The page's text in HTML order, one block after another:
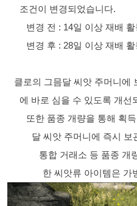
조건이 변경되었습니다.
변경 전 : 14일 이상 재배
변경 후 : 28일 이상 재배
클로의 그믐달 씨앗 주머니에
에 바로 심을 수 있도록 개선
또한 품종 개량을 통해 획
달 씨앗 주머니에 즉시 보
통합 거래소 등 품종 개
한 씨앗류 아이템은 가